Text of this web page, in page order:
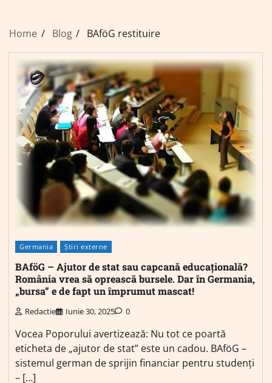
Home Blog BAföG restituire
Germania Știri externe
BAföG – Ajutor de stat sau capcană educațională?
România vrea să oprească bursele. Dar în Germania,
„bursa” e de fapt un împrumut mascat!
Redactie Iunie 30, 2025 0
Vocea Poporului avertizează: Nu tot ce poartă
eticheta de „ajutor de stat” este un cadou. BAföG –
sistemul german de sprijin financiar pentru studenți
– […]